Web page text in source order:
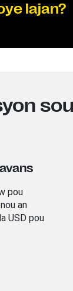
lajan?
pou
an
USD pou